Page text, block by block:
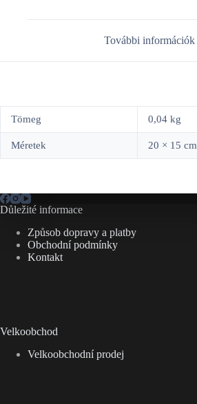
További információk
Tömeg 0,04 kg
Méretek 20 × 15 cm
Důležité informace
Způsob dopravy a platby
Obchodní podmínky
Kontakt
Velkoobchod
Velkoobchodní prodej